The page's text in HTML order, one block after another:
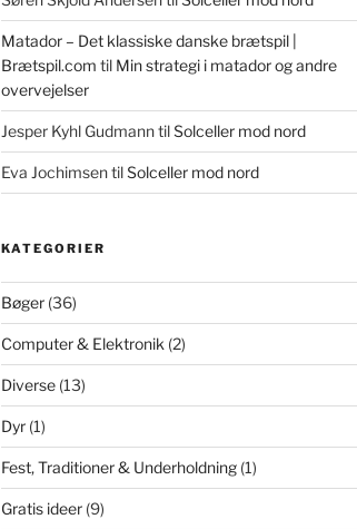
Matador – Det klassiske danske brætspil |
Brætspil.com til Min strategi i matador og andre
overvejelser
Jesper Kyhl GudmanntilSolceller mod nord
Eva JochimsentilSolceller mod nord
KATEGORIER
Bøger(36)
Computer & Elektronik (2)
Diverse(13)
Dyr(1)
Fest, Traditioner & Underholdning(1)
Gratis ideer(9)